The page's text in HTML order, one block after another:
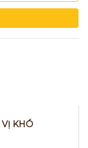
KHÓ